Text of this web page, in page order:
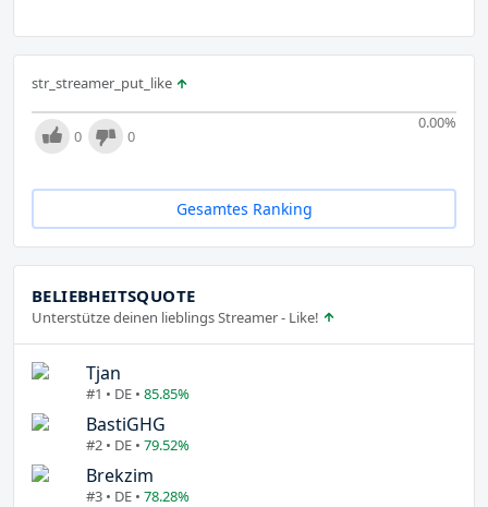
str_streamer_put_like
0.00%
0 0
Gesamtes Ranking
BELIEBHEITSQUOTE
Unterstütze deinen lieblings Streamer - Like!
Tjan
#1 • DE • 85.85%
BastiGHG
#2 • DE • 79.52%
Brekzim
#3 • DE • 78.28%